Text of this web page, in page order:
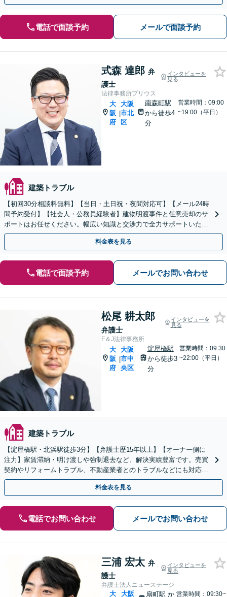
電話で面談予約 メールで面談予約
式森 達郎 弁
護士
インタビューを
見る
法律事務所プリウス
大
阪
府
|
大阪
市北
区
南森町駅
から徒歩4
分
営業時間：09:00
~19:00（平日）
建築トラブル
【初回30分相談料無料】【当日・土日祝・夜間対応可】【メール24時
間予約受付】【社会人・公務員経験者】建物明渡事件と任意売却のサ
ポートはお任せください。幅広い知識と交渉力で全力サポートいたし
ます。【完全個室】【南森町駅3分】
料金表を見る
電話で面談予約 メールでお問い合わせ
松尾 耕太郎
弁護士
インタビューを
見る
F＆J法律事務所
大
阪
府
|
大阪
市中
央区
淀屋橋駅
から徒歩3
分
営業時間：09:30
~22:00（平日）
建築トラブル
【淀屋橋駅・北浜駅徒歩3分】【弁護士歴15年以上】【オーナー側に
注力】家賃滞納・明け渡しや強制退去など、解決実績豊富です。売買
契約やリフォームトラブル、不動産業者とのトラブルなどにも対応。
一人で解決しようとする前に、遠慮なくご相談ください。
料金表を見る
電話でお問い合わせ メールでお問い合わせ
三浦 宏太 弁
護士
インタビューを
見る
弁護士法人ニューステージ
大 大阪 扇町駅 か 営業時間：09:30~